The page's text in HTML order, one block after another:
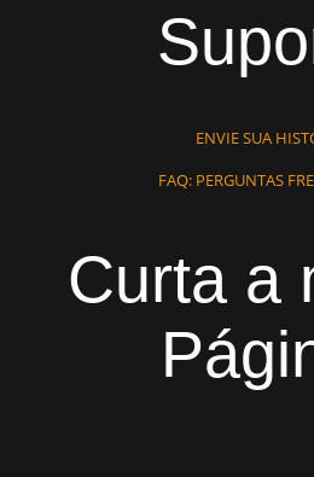
ENVIE SUA
FAQ: PERGUNTAS
Curta a